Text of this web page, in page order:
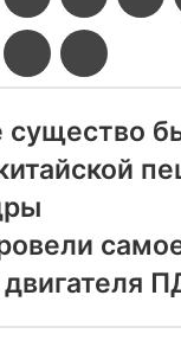
Viber
Поделиться
через
электронную
существо